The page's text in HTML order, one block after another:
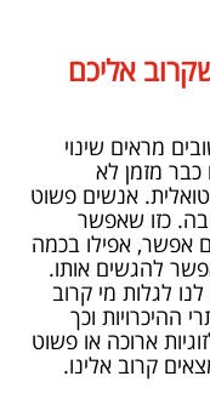
אליכם
מראים שינוי
כבר מזמן לא
אנשים פשוט
כזו שאפשר
אפשר, אפילו בכמה
להגשים אותו.
לגלות מי קרוב
ההיכרויות וכך
ארוכה או פשוט
קרוב אלינו.